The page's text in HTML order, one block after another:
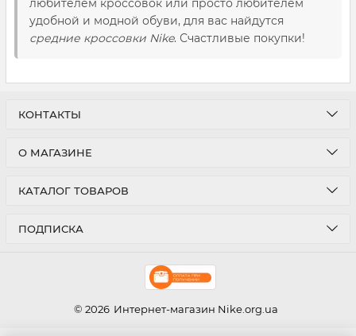
любителем кроссовок или просто любителем
удобной и модной обуви, для вас найдутся
средние кроссовки Nike. Счастливые покупки!
КОНТАКТЫ
О МАГАЗИНЕ
КАТАЛОГ ТОВАРОВ
ПОДПИСКА
© 2026 Интернет-магазин Nike.org.ua